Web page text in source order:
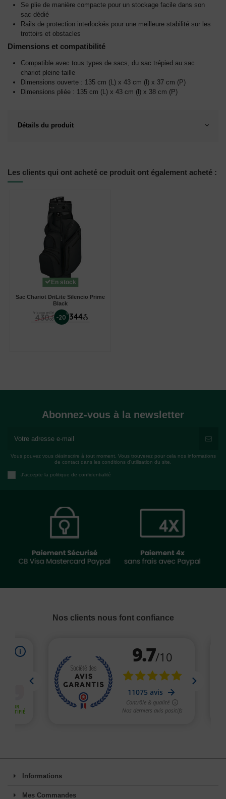
Se plie de manière compacte pour un stockage facile dans son
sac dédié
Rails de protection interlockés pour une meilleure stabilité sur les
trottoirs et obstacles
Dimensions et compatibilité
Compatible avec tous types de sacs, du sac trépied au sac
chariot pleine taille
Dimensions ouverte : 135 cm (L) x 43 cm (l) x 37 cm (P)
Dimensions pliée : 135 cm (L) x 43 cm (l) x 38 cm (P)
Détails du produit
Les clients qui ont acheté ce produit ont également acheté :
En stock
Sac Chariot DriLite Silencio Prime
Black
Prix conseillé
430 €
00 -20 % 344 €
00
Abonnez-vous à la newsletter
Vous pouvez vous désinscrire à tout moment. Vous trouverez pour cela nos informations
de contact dans les conditions d'utilisation du site.
J'accepte la politique de confidentialité
Nos clients nous font confiance
Informations
Mes Commandes